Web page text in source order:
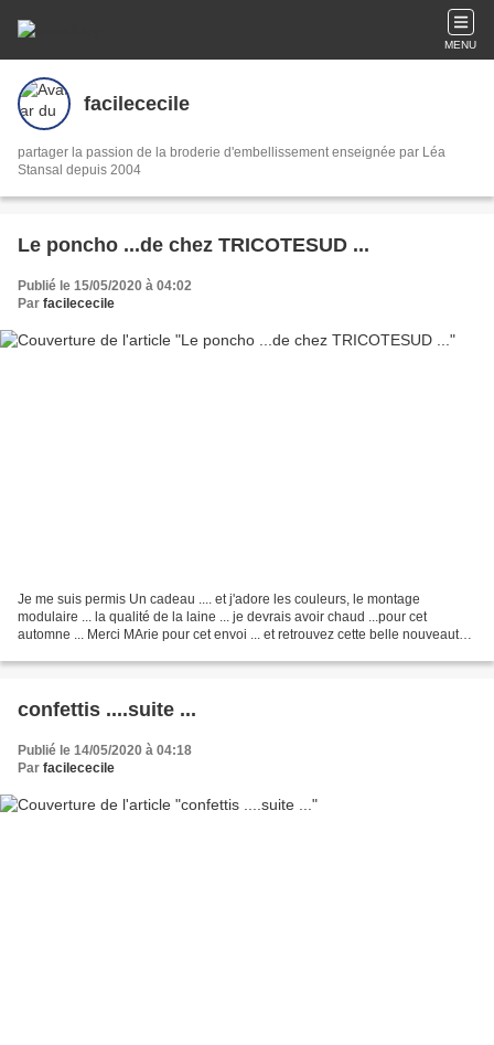
MENU
facilececile
partager la passion de la broderie d'embellissement enseignée par Léa
Stansal depuis 2004
Le poncho ...de chez TRICOTESUD ...
Publié le 15/05/2020 à 04:02
Par facilececile
Je me suis permis Un cadeau .... et j'adore les couleurs, le montage
modulaire ... la qualité de la laine ... je devrais avoir chaud ...pour cet
automne ... Merci MArie pour cet envoi ... et retrouvez cette belle nouveauté
confettis ....suite ...
Publié le 14/05/2020 à 04:18
Par facilececile